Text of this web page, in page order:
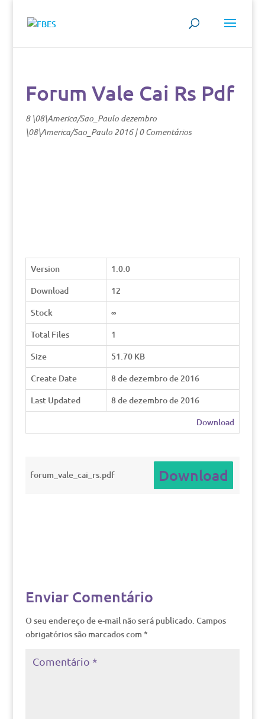
Forum Vale Cai Rs Pdf
8 \08\America/Sao_Paulo dezembro
\08\America/Sao_Paulo 2016|0 Comentários
Version
1.0.0
Download
12
Stock
∞
Total Files
1
Size
51.70 KB
Create Date
8 de dezembro de 2016
Last Updated
8 de dezembro de 2016
Download
forum_vale_cai_rs.pdf Download
Enviar Comentário
O seu endereço de e-mail não será publicado. Campos
obrigatórios são marcados com *